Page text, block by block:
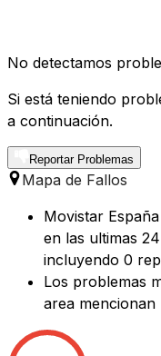
No detectamos
Si está teniendo
a continuación.
Reportar Problemas
Mapa de Fallos
Movistar
en las ultimas
incluyendo 0
Los problemas
area mencionan